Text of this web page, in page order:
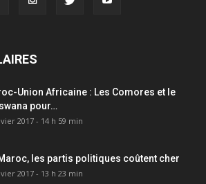
Union Africaine : Les Comores et le
pour…
2017 - 14 h 59 min
les partis politiques coûtent cher
2017 - 13 h 23 min